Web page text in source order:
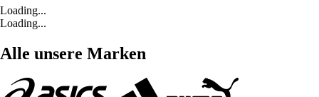
Loading...
Loading...
Alle unsere Marken